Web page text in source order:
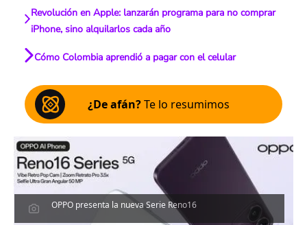
Revolución en Apple: lanzarán programa para no comprar
iPhone, sino alquilarlos cada año
Cómo Colombia aprendió a pagar con el celular
¿De afán?Te lo resumimos
OPPO presenta la nueva Serie Reno16